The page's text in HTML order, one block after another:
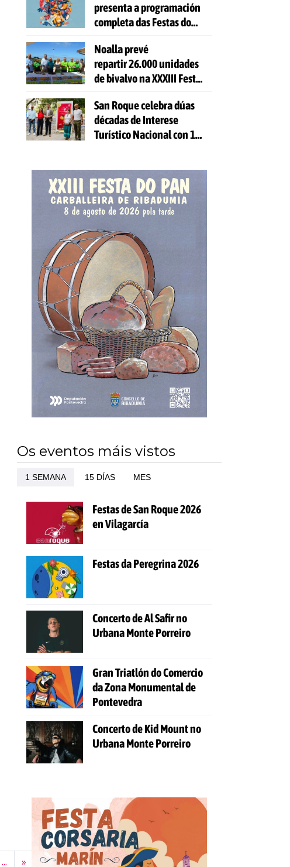
... » Última
presenta a programación
completa das Festas do
Noalla prevé
repartir 26.000 unidades
de bivalvo na XXXIII Festa
San Roque celebra dúas
décadas de Interese
Turístico Nacional con 10
Os eventos máis vistos
1 SEMANA 15 DÍAS MES
Festas de San Roque 2026
en Vilagarcía
Festas da Peregrina 2026
Concerto de Al Safir no
Urbana Monte Porreiro
Gran Triatlón do Comercio
da Zona Monumental de
Pontevedra
Concerto de Kid Mount no
Urbana Monte Porreiro